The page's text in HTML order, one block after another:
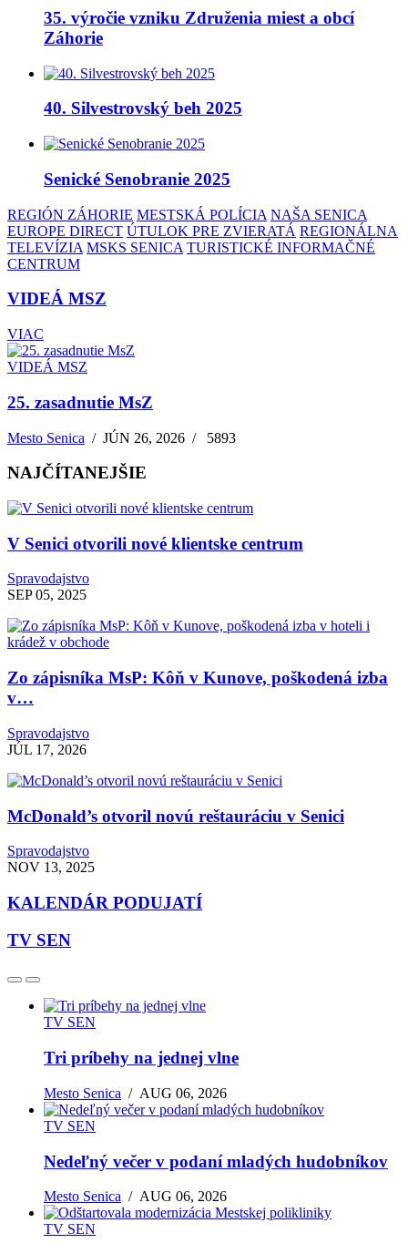
35. výročie vzniku Združenia miest a obcí
Záhorie
40. Silvestrovský beh 2025
Senické Senobranie 2025
REGIÓN ZÁHORIE MESTSKÁ POLÍCIA NAŠA SENICA
EUROPE DIRECT ÚTULOK PRE ZVIERATÁ REGIONÁLNA
TELEVÍZIA MSKS SENICA TURISTICKÉ INFORMAČNÉ
CENTRUM
VIDEÁ MSZ
VIAC
VIDEÁ MSZ
25. zasadnutie MsZ
Mesto Senica /JÚN 26, 2026 / 5893
NAJČÍTANEJŠIE
V Senici otvorili nové klientske centrum
Spravodajstvo
SEP 05, 2025
Zo zápisníka MsP: Kôň v Kunove, poškodená izba
v…
Spravodajstvo
JÚL 17, 2026
McDonald’s otvoril novú reštauráciu v Senici
Spravodajstvo
NOV 13, 2025
KALENDÁR PODUJATÍ
TV SEN
TV SEN
Tri príbehy na jednej vlne
Mesto Senica /AUG 06, 2026
TV SEN
Nedeľný večer v podaní mladých hudobníkov
Mesto Senica /AUG 06, 2026
TV SEN